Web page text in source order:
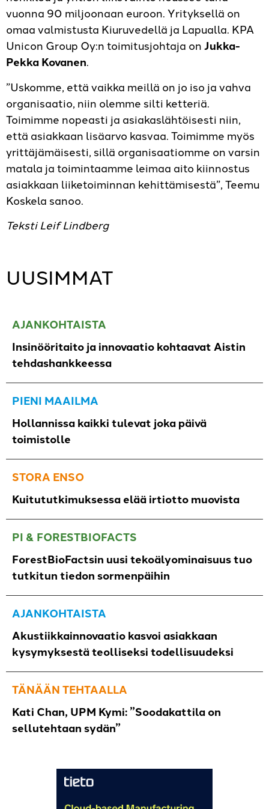
vuonna 90 miljoonaan euroon. Yrityksellä on
omaa valmistusta Kiuruvedellä ja Lapualla. KPA
Unicon Group Oy:n toimitusjohtaja on ­Jukka-
Pekka Kovanen.
”Uskomme, että vaikka meillä on jo iso ja vahva
organisaatio, niin olemme silti ketteriä.
Toimimme nopeasti ja asiakaslähtöisesti niin,
että asiakkaan lisäarvo kasvaa. Toimimme myös
yrittäjämäisesti, sillä organisaatiomme on varsin
matala ja toimintaamme leimaa aito kiinnostus
asiakkaan liiketoiminnan kehittämisestä”, Teemu
Koskela sanoo.
Teksti Leif Lindberg
UUSIMMAT
AJANKOHTAISTA
Insinööritaito ja innovaatio kohtaavat Aistin
tehdashankkeessa
PIENI MAAILMA
Hollannissa kaikki tulevat joka päivä
toimistolle
STORA ENSO
Kuitututkimuksessa elää irtiotto muovista
PI & FORESTBIOFACTS
ForestBioFactsin uusi tekoälyominaisuus tuo
tutkitun tiedon sormenpäihin
AJANKOHTAISTA
Akustiikkainnovaatio kasvoi asiakkaan
kysymyksestä teolliseksi todellisuudeksi
TÄNÄÄN TEHTAALLA
Kati Chan, UPM Kymi: ”Soodakattila on
sellutehtaan sydän”